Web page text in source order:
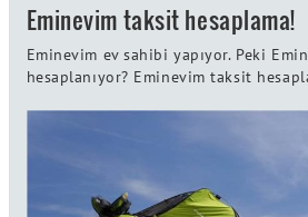
Eminevim taksit hesaplama!
Eminevim ev sahibi yapıyor. Peki
hesaplanıyor? Eminevim taksit